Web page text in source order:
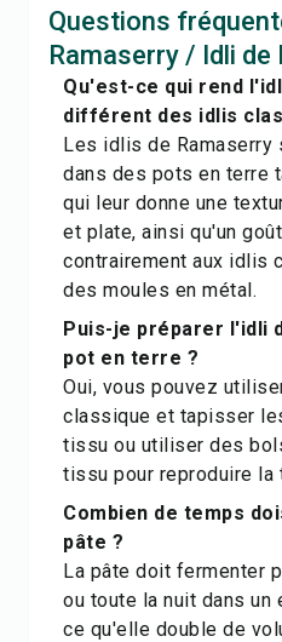
Questions
Ramaserry / Idli de
Qu'est-ce qui rend
différent des idlis
Les idlis de Ramaserry
dans des pots en terre
qui leur donne une
et plate, ainsi qu'un
contrairement aux idlis
des moules en métal.
Puis-je préparer l'idli
pot en terre ?
Oui, vous pouvez
classique et tapisser
tissu ou utiliser des
tissu pour reproduire la
Combien de temps
pâte ?
La pâte doit fermenter
ou toute la nuit dans un
ce qu'elle double de